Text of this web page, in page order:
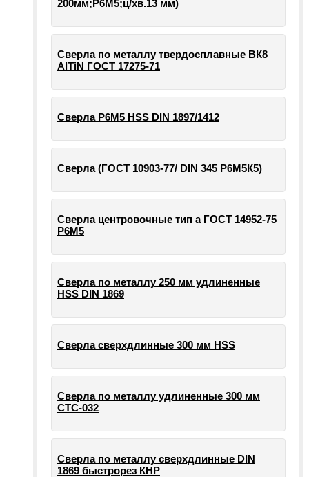
200мм;Р6М5;ц/хв.13 мм)
Сверла по металлу твердосплавные ВК8
AlTiN ГОСТ 17275-71
Сверла Р6М5 HSS DIN 1897/1412
Сверла (ГОСТ 10903-77/ DIN 345 Р6М5К5)
Сверла центровочные тип а ГОСТ 14952-75
Р6М5
Сверла по металлу 250 мм удлиненные
HSS DIN 1869
Сверла сверхдлинные 300 мм HSS
Сверла по металлу удлиненные 300 мм
СТС-032
Сверла по металлу сверхдлинные DIN
1869 быстрорез КНР